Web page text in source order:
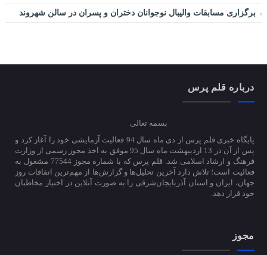
برگزاری مسابقات والیبال نوجوانان دختران و پسران در سالن شهروند
درباره قلم پرس
بسمه تعالی
پایگاه خبری قلم پرس از دی ماه سال 94 فعالیت آزمایشی خود را آغاز کرد و
پس از آن در 13 اردیبهشت ماه سال 95 موفق به اخذ مجوز رسمی از وزارت
فرهنگ و ارشاد اسلامی شد. قلم پرس که با شماره مجوز 77544 مشغول به
فعالیت است؛ تلاش دارد آخرین تحلیل‌ها و گزارش‌ها از مهم‌ترین اتفاقات روز
جهان، ایران و استان آذربایجان‌شرقی را به صورت آنلاین در اختیار مخاطبان
خود قرار دهد.
مجوز